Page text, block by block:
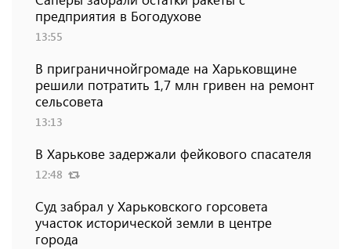
предприятия в Богодухове
13:55
В приграничнойгромаде на Харьковщине
решили потратить 1,7 млн ​​гривен на ремонт
сельсовета
13:13
В Харькове задержали фейкового спасателя
12:48
Суд забрал у Харьковского горсовета
участок исторической земли в центре
города